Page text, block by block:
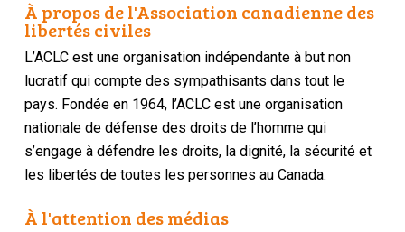
À propos de l'Association canadienne des
libertés civiles
L’ACLC est une organisation indépendante à but non
lucratif qui compte des sympathisants dans tout le
pays. Fondée en 1964, l’ACLC est une organisation
nationale de défense des droits de l’homme qui
s’engage à défendre les droits, la dignité, la sécurité et
les libertés de toutes les personnes au Canada.
À l'attention des médias